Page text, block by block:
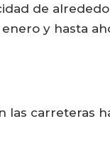
de
y hasta
las carreteras